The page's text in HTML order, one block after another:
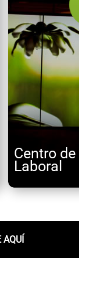
Centro de
Laboral
AQUÍ